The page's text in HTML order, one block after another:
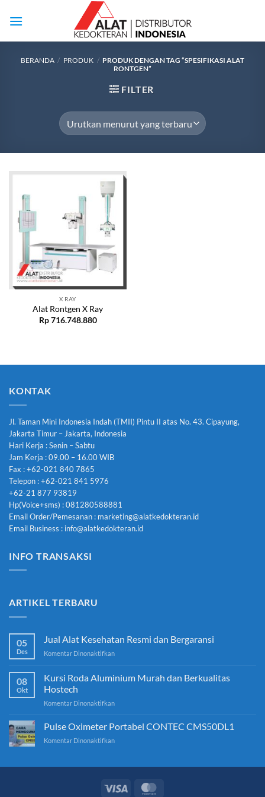
BERANDA / PRODUK / PRODUK DENGAN TAG “SPESIFIKASI ALAT
RONTGEN”
FILTER
X RAY
Alat Rontgen X Ray
Rp716.748.880
KONTAK
Jl. Taman Mini Indonesia Indah (TMII) Pintu II atas No. 43. Cipayung,
Jakarta Timur – Jakarta, Indonesia
Hari Kerja : Senin – Sabtu
Jam Kerja : 09.00 – 16.00 WIB
Fax : +62-021 840 7865
Telepon : +62-021 841 5976
+62-21 877 93819
Hp(Voice+sms) : 081280588881
Email Order/Pemesanan : marketing@alatkedokteran.id
Email Business : info@alatkedokteran.id
INFO TRANSAKSI
ARTIKEL TERBARU
05
Des
Jual Alat Kesehatan Resmi dan Bergaransi
Komentar Dinonaktifkanpada
Kesehatan
dan
08
Okt
Kursi Roda Aluminium Murah dan Berkualitas
Hostech
Komentar Dinonaktifkanpada
Roda
Aluminium
Murah
Pulse Oximeter Portabel CONTEC CMS50DL1
Komentar Dinonaktifkanpada
CMS50DL1